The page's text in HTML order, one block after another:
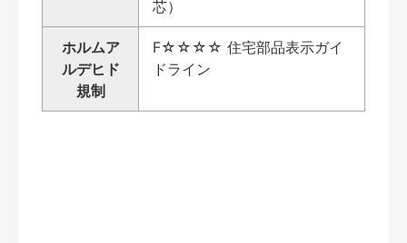
芯）
ホルムア
ルデヒド
規制
F☆☆☆☆ 住宅部品表示ガイ
ドライン